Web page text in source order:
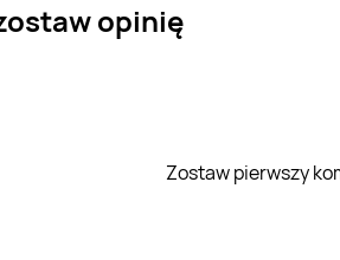
opinię
Zostaw pierwszy